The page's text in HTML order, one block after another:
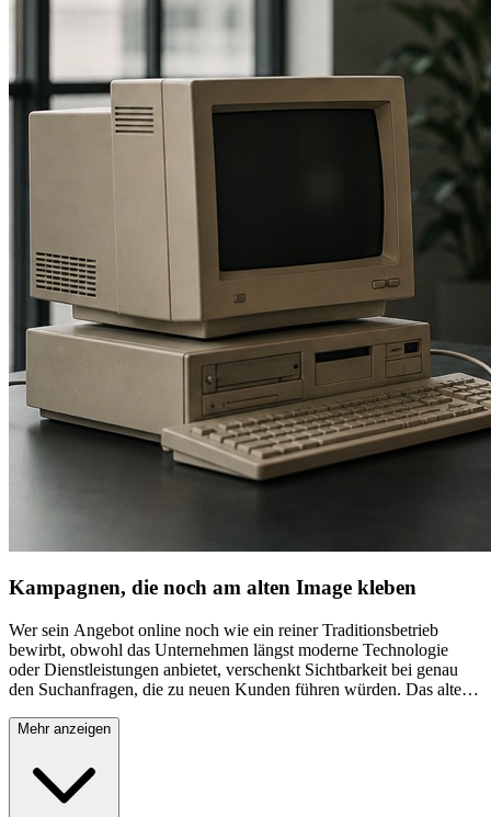
Kampagnen, die noch am alten Image kleben
Wer sein Angebot online noch wie ein reiner Traditionsbetrieb
bewirbt, obwohl das Unternehmen längst moderne Technologie
oder Dienstleistungen anbietet, verschenkt Sichtbarkeit bei genau
den Suchanfragen, die zu neuen Kunden führen würden. Das alte
Ausrichtung des Unternehmens entspricht. Wir arbeiten heraus,
Keywords und Anzeigentexte entsprechend auf, statt am überholten
Selbstbild festzuhalten.
Mehr anzeigen